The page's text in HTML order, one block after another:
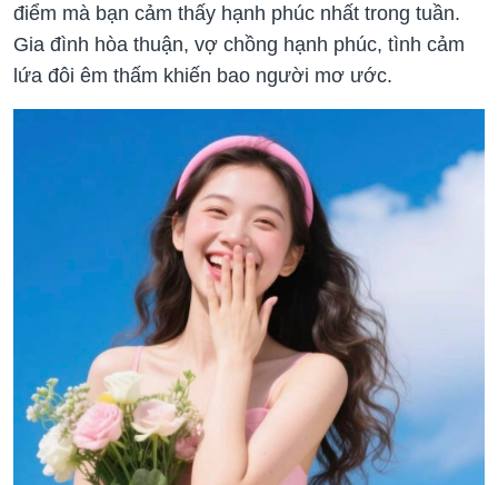
điểm mà bạn cảm thấy hạnh phúc nhất trong tuần.
Gia đình hòa thuận, vợ chồng hạnh phúc, tình cảm
lứa đôi êm thấm khiến bao người mơ ước.